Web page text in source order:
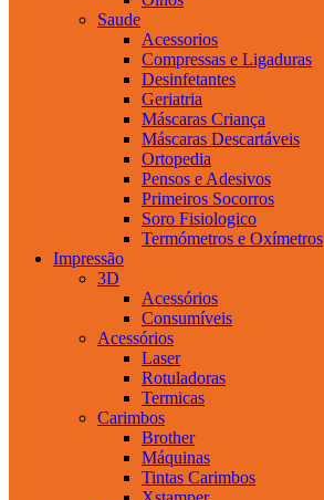
Saude
Acessorios
Compressas e Ligaduras
Desinfetantes
Geriatria
Máscaras Criança
Máscaras Descartáveis
Ortopedia
Pensos e Adesivos
Primeiros Socorros
Soro Fisiologico
Termómetros e Oxímetros
Impressão
3D
Acessórios
Consumíveis
Acessórios
Laser
Rotuladoras
Termicas
Carimbos
Brother
Máquinas
Tintas Carimbos